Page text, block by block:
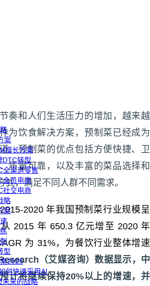
案
增长方案
DTC转型
全渠道零售
会员电商
社交电商
略
案
型
2025
何快速采用AI
未来的战略
奏和人们生活压力的增加，越来越
为饮食解决方案，预制菜已经成为
。预制菜的优点包括方便快捷、卫
质量可靠，以及丰富的菜品选择和
式，满足不同人群不同需求。
2020 年我国预制菜行业规模呈
2015 年 650.3 亿元增至 2020 年
为 31%，为餐饮行业整体增速
（艾媒咨询）数据显示，中
计将继续保持20%以上的增速，并